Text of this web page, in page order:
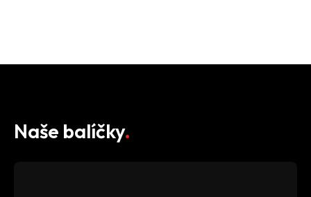
Naše balíčky